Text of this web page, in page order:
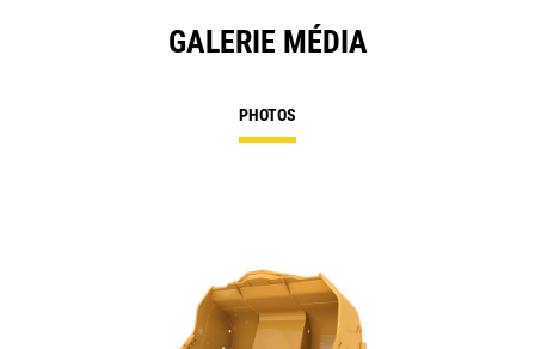
GALERIE MÉDIA
PHOTOS